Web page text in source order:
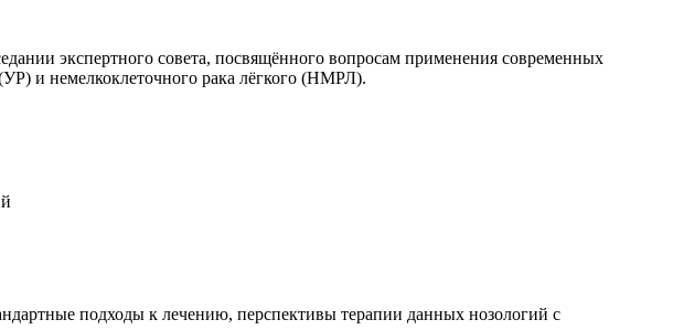
экспертного совета, посвящённого вопросам применения современных
и немелкоклеточного рака лёгкого (НМРЛ).
подходы к лечению, перспективы терапии данных нозологий с